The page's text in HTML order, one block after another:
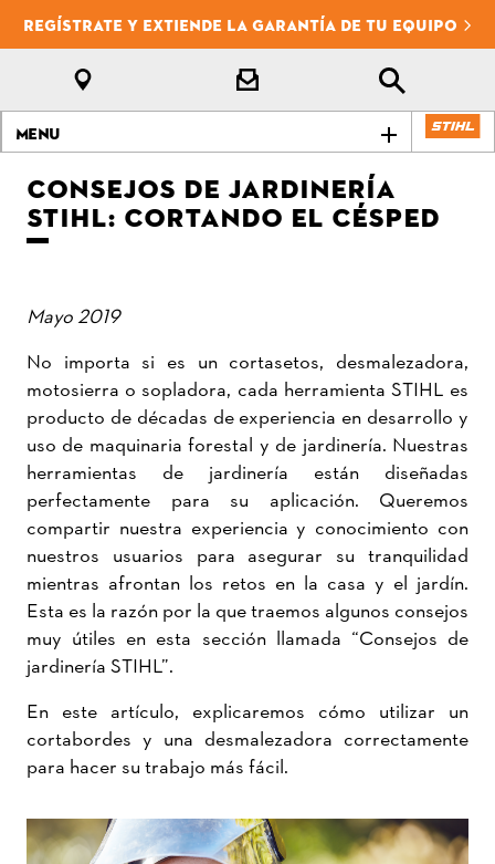
REGÍSTRATE Y EXTIENDE LA GARANTÍA DE TU EQUIPO
Menu
CONSEJOS DE JARDINERÍA
STIHL: CORTANDO EL CÉSPED
Mayo 2019
No importa si es un cortasetos, desmalezadora,
motosierra o sopladora, cada herramienta STIHL es
producto de décadas de experiencia en desarrollo y
uso de maquinaria forestal y de jardinería. Nuestras
herramientas de jardinería están diseñadas
perfectamente para su aplicación. Queremos
compartir nuestra experiencia y conocimiento con
nuestros usuarios para asegurar su tranquilidad
mientras afrontan los retos en la casa y el jardín.
Esta es la razón por la que traemos algunos consejos
muy útiles en esta sección llamada “Consejos de
jardinería STIHL”.
En este artículo, explicaremos cómo utilizar un
cortabordes y una desmalezadora correctamente
para hacer su trabajo más fácil.